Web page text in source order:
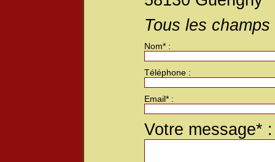
Tous les
Nom* :
Téléphone :
Email* :
Votre message* :